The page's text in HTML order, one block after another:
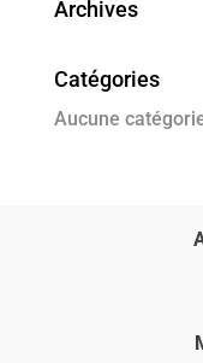
Archives
Catégories
Aucune